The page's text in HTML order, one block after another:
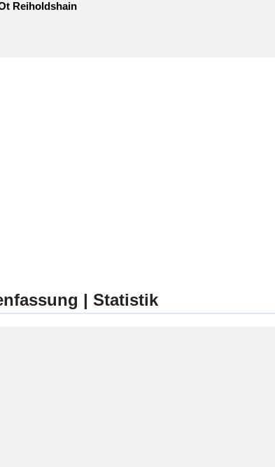
Reiholdshain
| Statistik